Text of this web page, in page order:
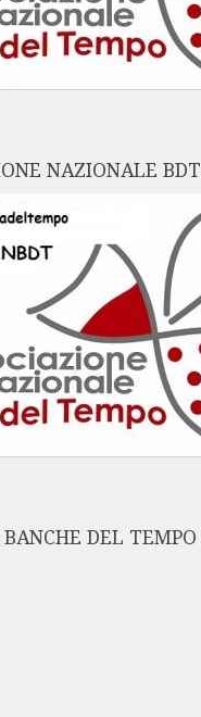
NAZIONALE BDT
DEL TEMPO